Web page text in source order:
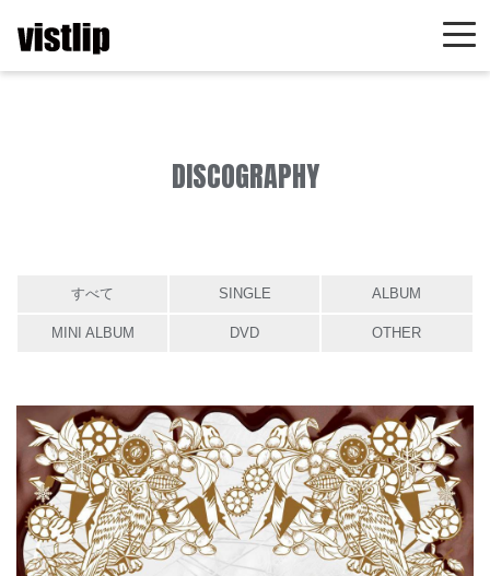
DISCOGRAPHY
すべて SINGLE ALBUM
MINI ALBUM DVD OTHER